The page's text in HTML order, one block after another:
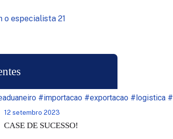
#importacao #exportacao #logistica
o especialista 21
12 setembro 2023
CASE DE SUCESSO!